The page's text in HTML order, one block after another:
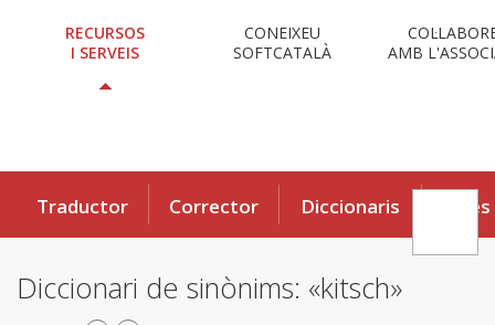
RECURSOS
I SERVEIS
CONEIXEU
SOFTCATALÀ
AMB
Traductor Corrector Diccionaris Eines
Diccionari de sinònims: «kitsch»